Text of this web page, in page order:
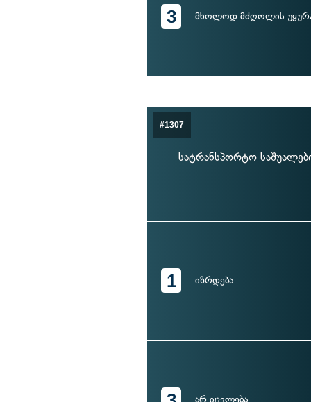
3 მხოლოდ მძღოლის
#1307
სატრანსპორტო
1 იზრდება
არ იცვლება